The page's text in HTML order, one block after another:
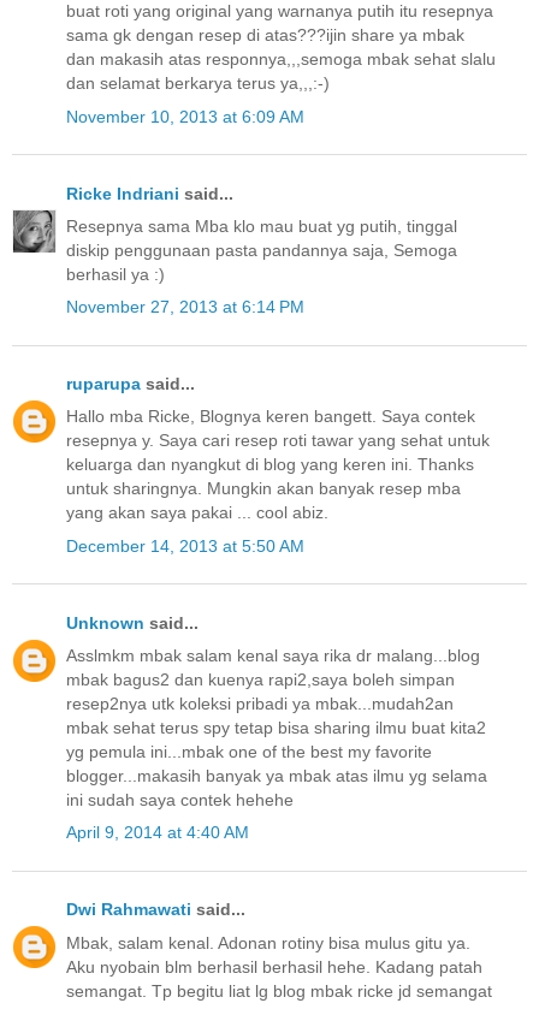
buat roti yang original yang warnanya putih itu resepnya
sama gk dengan resep di atas???ijin share ya mbak
dan makasih atas responnya,,,semoga mbak sehat slalu
dan selamat berkarya terus ya,,,:-)
November 10, 2013 at 6:09 AM
Ricke Indriani said...
Resepnya sama Mba klo mau buat yg putih, tinggal
diskip penggunaan pasta pandannya saja, Semoga
berhasil ya :)
November 27, 2013 at 6:14 PM
ruparupa said...
Hallo mba Ricke, Blognya keren bangett. Saya contek
resepnya y. Saya cari resep roti tawar yang sehat untuk
keluarga dan nyangkut di blog yang keren ini. Thanks
untuk sharingnya. Mungkin akan banyak resep mba
yang akan saya pakai ... cool abiz.
December 14, 2013 at 5:50 AM
Unknown said...
Asslmkm mbak salam kenal saya rika dr malang...blog
mbak bagus2 dan kuenya rapi2,saya boleh simpan
resep2nya utk koleksi pribadi ya mbak...mudah2an
mbak sehat terus spy tetap bisa sharing ilmu buat kita2
yg pemula ini...mbak one of the best my favorite
blogger...makasih banyak ya mbak atas ilmu yg selama
ini sudah saya contek hehehe
April 9, 2014 at 4:40 AM
Dwi Rahmawati said...
Mbak, salam kenal. Adonan rotiny bisa mulus gitu ya.
Aku nyobain blm berhasil berhasil hehe. Kadang patah
semangat. Tp begitu liat lg blog mbak ricke jd semangat